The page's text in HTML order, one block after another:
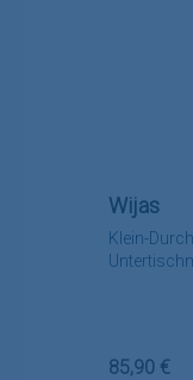
Klein-
Wijas
Regulärer
85,90 €